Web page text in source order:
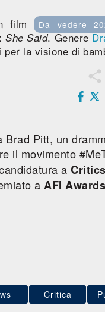
film Da vedere
She Said. Genere
per la visione di

Brad Pitt, un
il movimento
a
a AFI Awards
Critica